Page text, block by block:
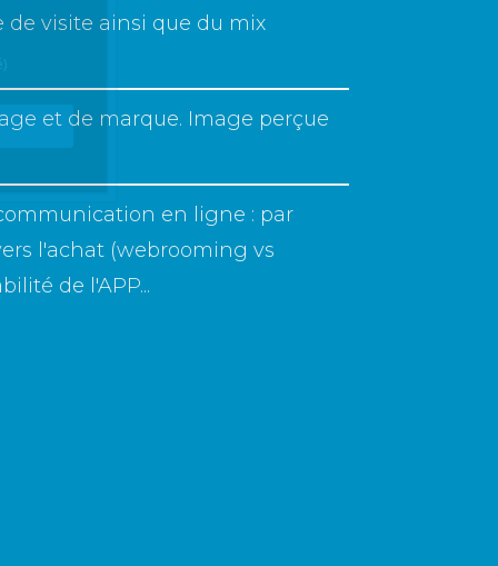
de visite ainsi que du mix
et de marque. Image perçue
en ligne : par
l'achat (webrooming vs
de l'APP...